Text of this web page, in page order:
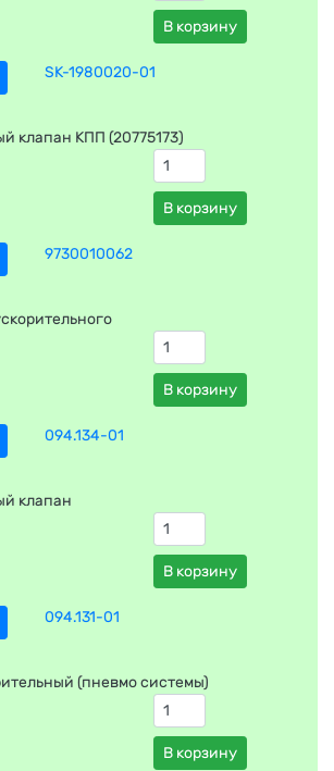
В корзину
SK-1980020-01
клапан КПП (20775173)
В корзину
9730010062
В корзину
094.134-01
клапан
В корзину
094.131-01
(пневмо системы)
В корзину